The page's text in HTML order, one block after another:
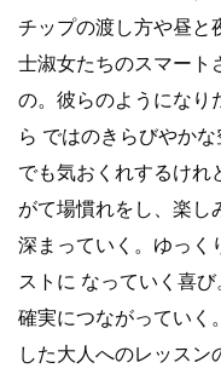
チップの渡し方や昼と
士淑女たちのスマート
の。彼らのようになり
ら ではのきらびやか
でも気おくれするけれ
がて場慣れをし、楽し
深まっていく。ゆっく
ストに なっていく喜
確実につながっていく
した大人へのレッス